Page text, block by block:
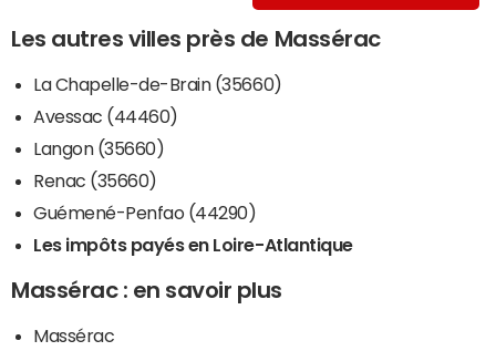
Les autres villes près de Massérac
La Chapelle-de-Brain (35660)
Avessac (44460)
Langon (35660)
Renac (35660)
Guémené-Penfao (44290)
Les impôts payés en Loire-Atlantique
Massérac : en savoir plus
Massérac